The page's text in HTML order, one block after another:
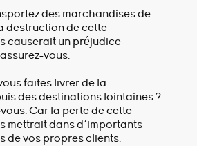
des marchandises de
destruction de cette
causerait un préjudice
vous.
faites livrer de la
des destinations lointaines ?
Car la perte de cette
mettrait dans d'importants
de vos propres clients.